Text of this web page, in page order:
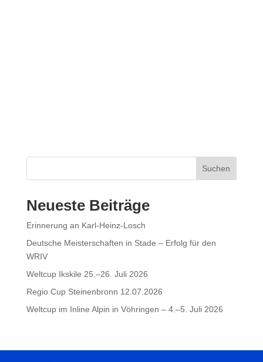
Suchen
Neueste Beiträge
Erinnerung an Karl-Heinz-Losch
Deutsche Meisterschaften in Stade – Erfolg für den
WRIV
Weltcup Ikskile 25.–26. Juli 2026
Regio Cup Steinenbronn 12.07.2026
Weltcup im Inline Alpin in Vöhringen – 4.–5. Juli 2026